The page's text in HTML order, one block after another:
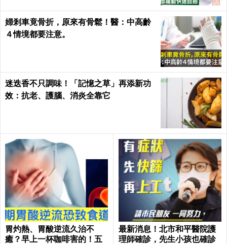
婦剎車竟骨折，原來有骨鬆！醫：中高齡
４情境都要注意。
迷迭香不只調味！「記憶之草」再添新功
效：抗老、護腦、消炎全靠它
胃灼熱、胃酸逆流久治不
癒？早上一杯咖啡害的！五
最新消息！北市和平醫院護
理師確診，先生小孩也確診